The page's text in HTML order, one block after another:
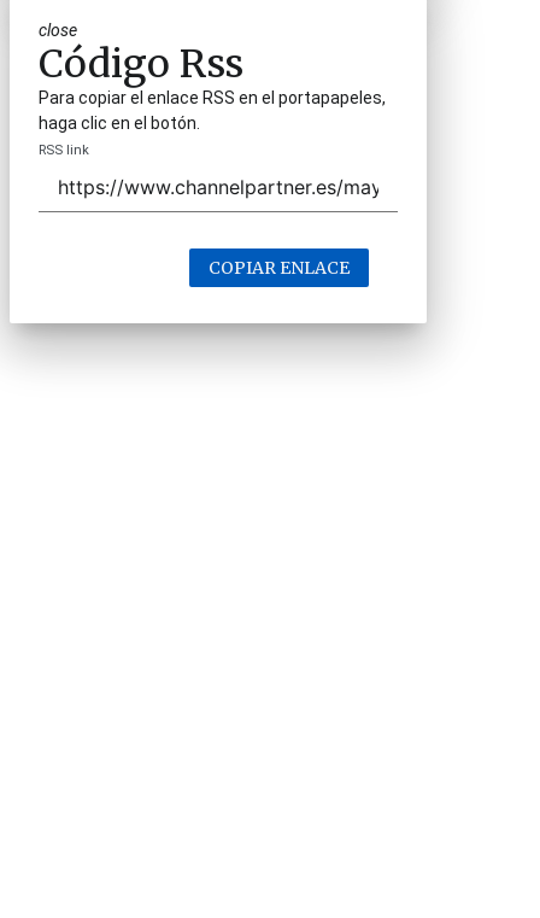
close
Código Rss
Para copiar el enlace RSS en el portapapeles,
haga clic en el botón.
RSS link
COPIAR ENLACE